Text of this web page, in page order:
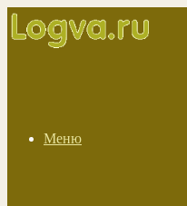
Меню